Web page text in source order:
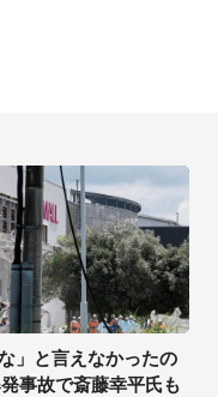
」と言えなかったの
事故で斎藤幸平氏も